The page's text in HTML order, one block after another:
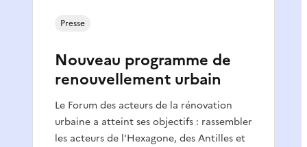
Nouveau programme de
renouvellement urbain
Le Forum des acteurs de la rénovation
urbaine a atteint ses objectifs : rassembler
les acteurs de l'Hexagone, des Antilles et
Presse